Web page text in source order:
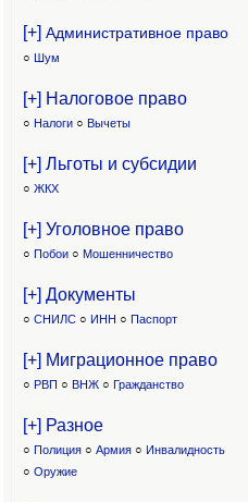
[+] Административное право
○ Шум
[+] Налоговое право
○ Налоги ○ Вычеты
[+] Льготы и субсидии
○ ЖКХ
[+] Уголовное право
○ Побои ○ Мошенничество
[+] Документы
○ СНИЛС ○ ИНН ○ Паспорт
[+] Миграционное право
○ РВП ○ ВНЖ ○ Гражданство
[+] Разное
○ Полиция ○ Армия ○ Инвалидность
○ Оружие